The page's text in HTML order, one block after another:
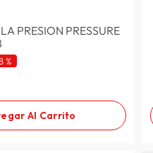
PRESION PRESSURE
%
Al Carrito